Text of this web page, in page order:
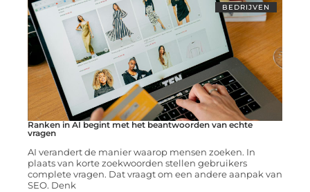
BEDRIJVEN
Ranken in AI begint met het beantwoorden van echte
vragen
AI verandert de manier waarop mensen zoeken. In
plaats van korte zoekwoorden stellen gebruikers
complete vragen. Dat vraagt om een andere aanpak van
SEO. Denk